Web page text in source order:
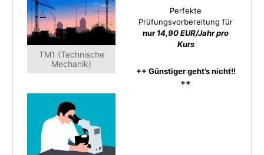
TM1 (Technische
Mechanik)
Perfekte
Prüfungsvorbereitung für
nur 14,90 EUR/Jahr pro
Kurs
++ Günstiger geht’s nicht!!
++